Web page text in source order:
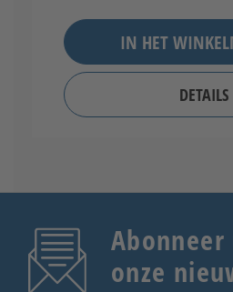
IN HET
DETAILS
onze